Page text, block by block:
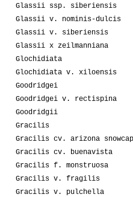
Glassii ssp. siberiensis
Glassii v. nominis-dulcis
Glassii v. siberiensis
Glassii x zeilmanniana
Glochidiata
Glochidiata v. xiloensis
Goodridgei
Goodridgei v. rectispina
Goodridgii
Gracilis
Gracilis cv. arizona snowcap
Gracilis cv. buenavista
Gracilis f. monstruosa
Gracilis v. fragilis
Gracilis v. pulchella